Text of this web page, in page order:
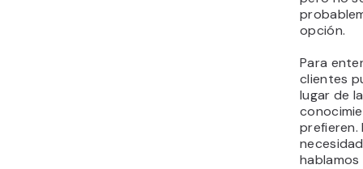
opción.
Para
clientes
lugar de
prefieren.
hablamos